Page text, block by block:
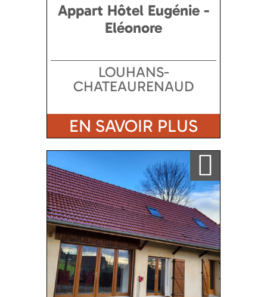
Appart Hôtel Eugénie -
Eléonore
LOUHANS-
CHATEAURENAUD
EN SAVOIR PLUS
Ajouter a ma sélection